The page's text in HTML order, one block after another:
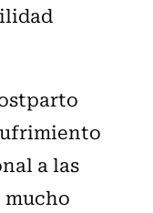
a las
mucho